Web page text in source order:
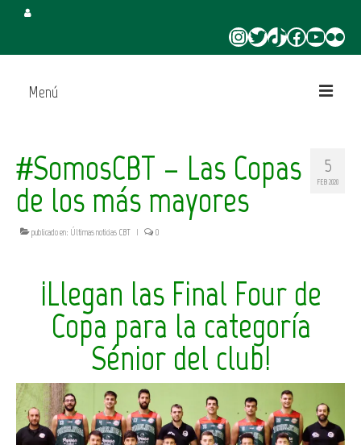
Instagram
Twitter
TikTokFacebook
YouTube
Flickr
Menú
Juega en CBT
Campus de Verano
Torneo 3×3 Verano
5
FEB 2020
#SomosCBT – Las Copas
de los más mayores
publicado en: Últimas noticias CBT | 0
¡Llegan las Final Four de
Copa para la categoría
Sénior del club!